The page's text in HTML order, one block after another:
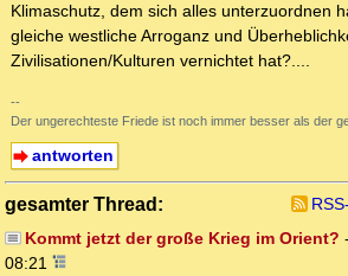
Klimaschutz, dem sich alles unterzuordnen
gleiche westliche Arroganz und
Zivilisationen/Kulturen vernichtet hat?....
--
Der ungerechteste Friede ist noch immer besser als der
antworten
gesamter Thread:
Kommt jetzt der große Krieg im Orient? -
08:21